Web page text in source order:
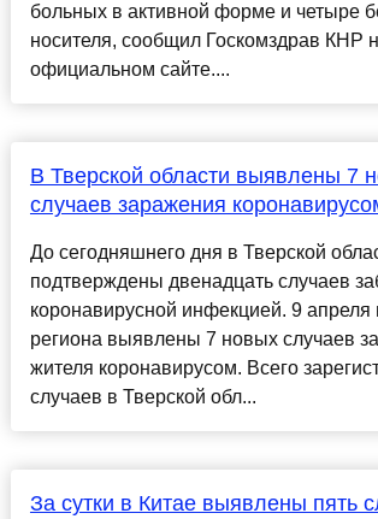
больных в активной форме и четыре
носителя, сообщил Госкомздрав КНР
официальном сайте....
В Тверской области выявлены 7
случаев заражения
До сегодняшнего дня в Тверской
подтверждены двенадцать случаев
коронавирусной инфекцией. 9 апреля
региона выявлены 7 новых случаев
жителя коронавирусом. Всего
случаев в Тверской обл...
За сутки в Китае выявлены пять